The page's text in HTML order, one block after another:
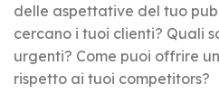
delle aspettative del tuo
cercano i tuoi clienti? Quali
urgenti? Come puoi offrire
rispetto ai tuoi competitors?